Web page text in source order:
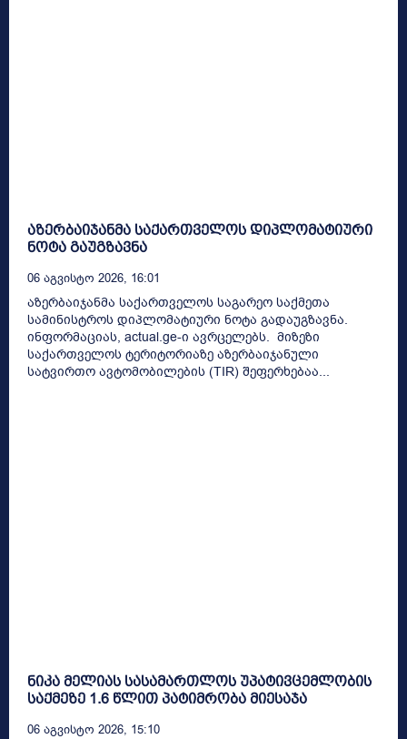
აზერბაიჯანმა საქართველოს დიპლომატიური
ნოტა გაუგზავნა
06 Აგვისტო 2026, 16:01
აზერბაიჯანმა საქართველოს საგარეო საქმეთა
სამინისტროს დიპლომატიური ნოტა გადაუგზავნა.
ინფორმაციას, actual.ge-ი ავრცელებს. მიზეზი
საქართველოს ტერიტორიაზე აზერბაიჯანული
სატვირთო ავტომობილების (TIR) შეფერხებაა...
ნიკა მელიას სასამართლოს უპატივცემლობის
საქმეზე 1.6 წლით პატიმრობა მიესაჯა
06 Აგვისტო 2026, 15:10